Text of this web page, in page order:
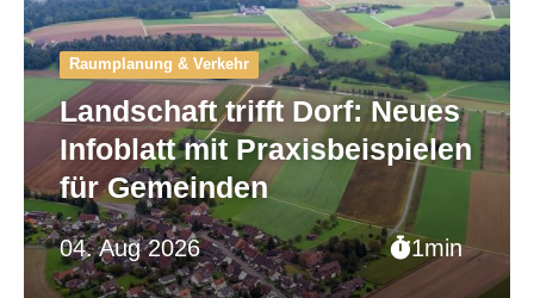
04. Aug 2026 1min
Raumplanung & Verkehr
Landschaft trifft Dorf: Neues
Infoblatt mit Praxisbeispielen
für Gemeinden